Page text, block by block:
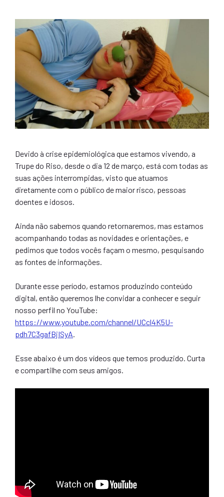
Devido à crise epidemiológica que estamos vivendo, a
Trupe do Riso, desde o dia 12 de março, está com todas as
suas ações interrompidas, visto que atuamos
diretamente com o público de maior risco, pessoas
doentes e idosos.
Ainda não sabemos quando retornaremos, mas estamos
acompanhando todas as novidades e orientações, e
pedimos que todos vocês façam o mesmo, pesquisando
as fontes de informações.
Durante esse período, estamos produzindo conteúdo
digital, então queremos lhe convidar a conhecer e seguir
nosso perfil no YouTube:
https://www.youtube.com/channel/UCcl4K5U-
pdh7C3gafBjISyA
Esse abaixo é um dos vídeos que temos produzido. Curta
e compartilhe com seus amigos.